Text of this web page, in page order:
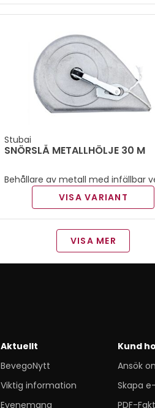
utmärkt för arbete med tunnplåt
Stubai
SNÖRSLÅ METALLHÖLJE 30 M
Behållare av metall med infällbar
Märklinan har fästhake.
VISA VARIANT
VISA MER
Aktuellt
BevegoNytt
Viktig information
Evenemang
Kund
Ansök
Skapa
PDF-